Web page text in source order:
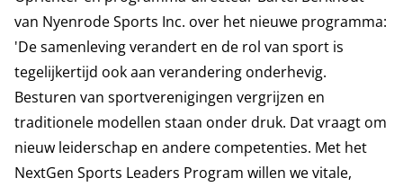
van Nyenrode Sports Inc. over het nieuwe programma:
'De samenleving verandert en de rol van sport is
tegelijkertijd ook aan verandering onderhevig.
Besturen van sportverenigingen vergrijzen en
traditionele modellen staan onder druk. Dat vraagt om
nieuw leiderschap en andere competenties. Met het
NextGen Sports Leaders Program willen we vitale,